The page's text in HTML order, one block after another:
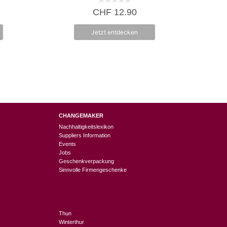
8.95.
0
v
5
CHF12.90
Jetzt entdecken
CHANGEMAKER
Nachhaltigkeitslexikon
Suppliers Information
Events
Jobs
Geschenkverpackung
Sinnvolle Firmengeschenke
Thun
Winterthur